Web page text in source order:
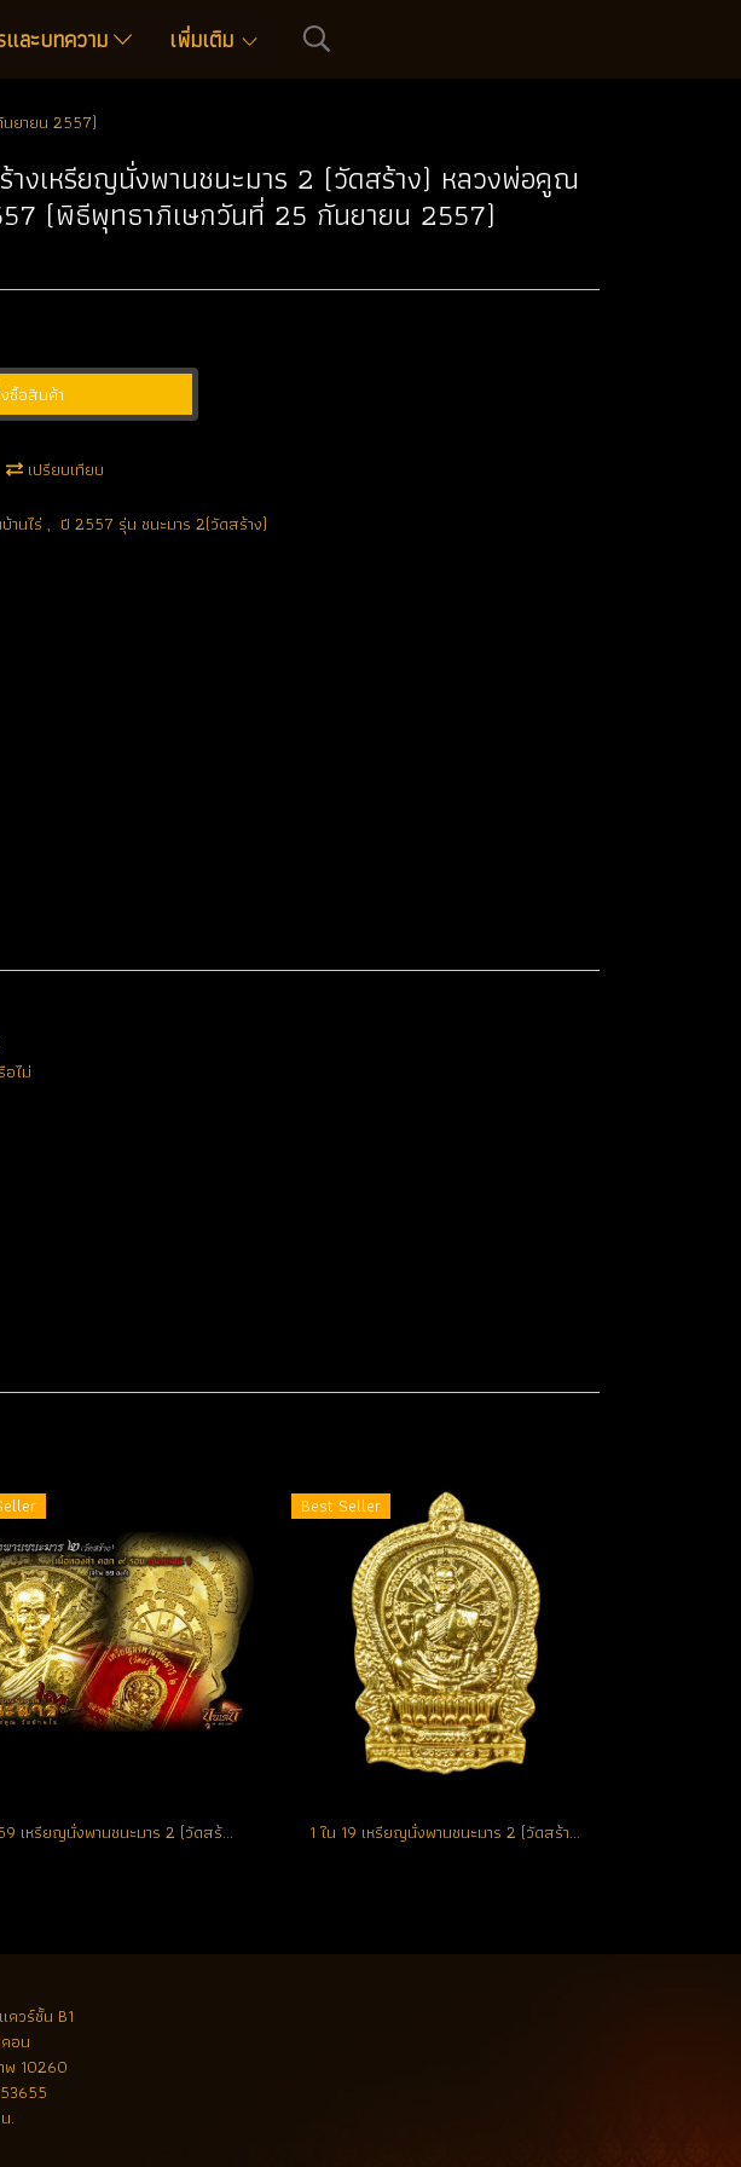
และบทความ เพิ่มเติม
ยายน 2557)
างเหรียญนั่งพานชนะมาร 2 (วัดสร้าง) หลวงพ่อคูณ
(พิธีพุทธาภิเษกวันที่ 25 กันยายน 2557)
ซื้อสินค้า
เปรียบเทียบ
นไร่ , ปี 2557 รุ่น ชนะมาร 2(วัดสร้าง)
ไม่
1 ใน 59 เหรียญนั่งพานชนะมาร 2 (วัดสร้าง) เนื้อทองคำ ตอก 9 รอบ หมายเลข 1 (ขายแล้ว)
Best Seller
1 ใน 19 เหรียญนั่งพานชนะมาร 2 (วัดสร้าง) เนื้อทองคำ 9 รอบ หลังแบบ หมายเลข 11 (ขายแล้ว)
ควร์ชั้น B1
อน
พ 10260
.